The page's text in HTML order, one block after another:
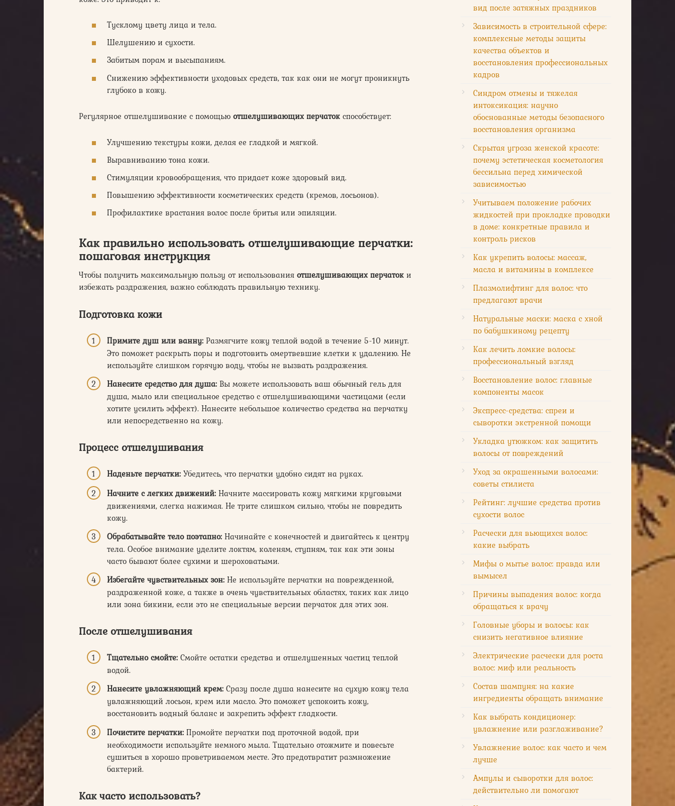
Тусклому цвету лица и тела.
Шелушению и сухости.
Забитым порам и высыпаниям.
Снижению эффективности уходовых средств, так как они не могут проникнуть
глубоко в кожу.
Регулярное отшелушивание с помощью отшелушивающих перчаток способствует:
Улучшению текстуры кожи, делая ее гладкой и мягкой.
Выравниванию тона кожи.
Стимуляции кровообращения, что придает коже здоровый вид.
Повышению эффективности косметических средств (кремов, лосьонов).
Профилактике врастания волос после бритья или эпиляции.
Как правильно использовать отшелушивающие перчатки:
пошаговая инструкция
Чтобы получить максимальную пользу от использования отшелушивающих перчаток и
избежать раздражения, важно соблюдать правильную технику.
Подготовка кожи
Примите душ или ванну: Размягчите кожу теплой водой в течение 5-10 минут.
Это поможет раскрыть поры и подготовить омертвевшие клетки к удалению. Не
используйте слишком горячую воду, чтобы не вызвать раздражения.
Нанесите средство для душа: Вы можете использовать ваш обычный гель для
душа, мыло или специальное средство с отшелушивающими частицами (если
хотите усилить эффект). Нанесите небольшое количество средства на перчатку
или непосредственно на кожу.
Процесс отшелушивания
Наденьте перчатки: Убедитесь, что перчатки удобно сидят на руках.
Начните с легких движений: Начните массировать кожу мягкими круговыми
движениями, слегка нажимая. Не трите слишком сильно, чтобы не повредить
кожу.
Обрабатывайте тело поэтапно: Начинайте с конечностей и двигайтесь к центру
тела. Особое внимание уделите локтям, коленям, ступням, так как эти зоны
часто бывают более сухими и шероховатыми.
Избегайте чувствительных зон: Не используйте перчатки на поврежденной,
раздраженной коже, а также в очень чувствительных областях, таких как лицо
или зона бикини, если это не специальные версии перчаток для этих зон.
После отшелушивания
Тщательно смойте: Смойте остатки средства и отшелушенных частиц теплой
водой.
Нанесите увлажняющий крем: Сразу после душа нанесите на сухую кожу тела
увлажняющий лосьон, крем или масло. Это поможет успокоить кожу,
восстановить водный баланс и закрепить эффект гладкости.
Почистите перчатки: Промойте перчатки под проточной водой, при
необходимости используйте немного мыла. Тщательно отожмите и повесьте
сушиться в хорошо проветриваемом месте. Это предотвратит размножение
бактерий.
Как часто использовать?
вид после затяжных праздников
Зависимость в строительной сфере:
комплексные методы защиты
качества объектов и
восстановления профессиональных
кадров
Синдром отмены и тяжелая
интоксикация: научно
обоснованные методы безопасного
восстановления организма
Скрытая угроза женской красоте:
почему эстетическая косметология
бессильна перед химической
зависимостью
Учитываем положение рабочих
жидкостей при прокладке проводки
в доме: конкретные правила и
контроль рисков
Как укрепить волосы: массаж,
масла и витамины в комплексе
Плазмолифтинг для волос: что
предлагают врачи
Натуральные маски: маска с хной
по бабушкиному рецепту
Как лечить ломкие волосы:
профессиональный взгляд
Восстановление волос: главные
компоненты масок
Экспресс-средства: спреи и
сыворотки экстренной помощи
Укладка утюжком: как защитить
волосы от повреждений
Уход за окрашенными волосами:
советы стилиста
Рейтинг: лучшие средства против
сухости волос
Расчески для вьющихся волос:
какие выбрать
Мифы о мытье волос: правда или
вымысел
Причины выпадения волос: когда
обращаться к врачу
Головные уборы и волосы: как
снизить негативное влияние
Электрические расчески для роста
волос: миф или реальность
Состав шампуня: на какие
ингредиенты обращать внимание
Как выбрать кондиционер:
увлажнение или разглаживание?
Увлажнение волос: как часто и чем
лучше
Ампулы и сыворотки для волос:
действительно ли помогают